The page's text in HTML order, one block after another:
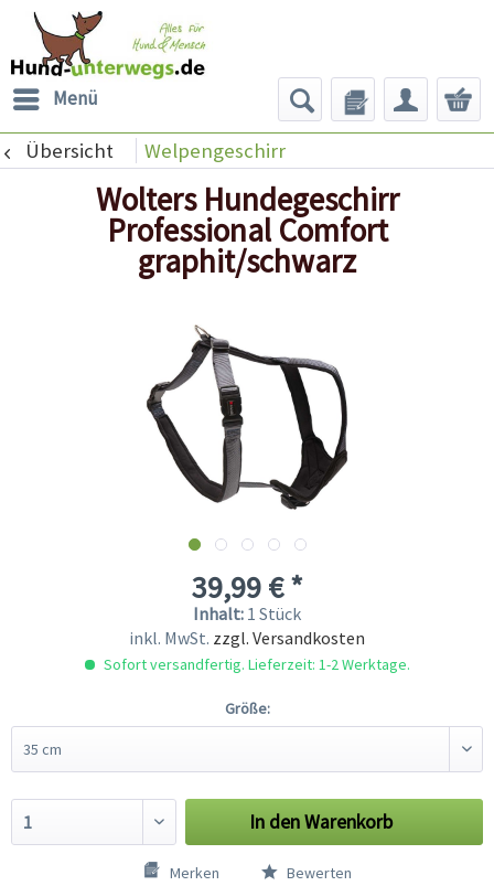
Menü
Übersicht Welpengeschirr
Wolters Hundegeschirr
Professional Comfort
graphit/schwarz
39,99 € *
Inhalt: 1 Stück
inkl. MwSt. zzgl. Versandkosten
Sofort versandfertig. Lieferzeit: 1-2 Werktage.
Größe:
In denWarenkorb
Merken Bewerten